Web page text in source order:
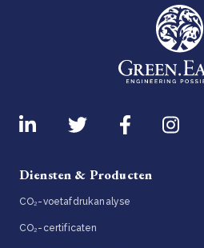
Diensten & Producten
CO₂-voetafdrukanalyse
CO₂-certificaten